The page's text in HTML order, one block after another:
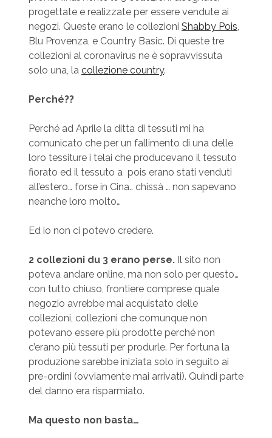
progettate e realizzate per essere vendute ai
negozi. Queste erano le collezioni Shabby Pois,
Blu Provenza, e Country Basic. Di queste tre
collezioni al coronavirus ne è sopravvissuta
solo una, la collezione country.
Perché??
Perché ad Aprile la ditta di tessuti mi ha
comunicato che per un fallimento di una delle
loro tessiture i telai che producevano il tessuto
fiorato ed il tessuto a pois erano stati venduti
all’estero… forse in Cina.. chissà … non sapevano
neanche loro molto…
Ed io non ci potevo credere.
2 collezioni du 3 erano perse.Il sito non
poteva andare online, ma non solo per questo…
con tutto chiuso, frontiere comprese quale
negozio avrebbe mai acquistato delle
collezioni, collezioni che comunque non
potevano essere più prodotte perché non
c’erano più tessuti per produrle. Per fortuna la
produzione sarebbe iniziata solo in seguito ai
pre-ordini (ovviamente mai arrivati). Quindi parte
del danno era risparmiato.
Ma questo non basta…